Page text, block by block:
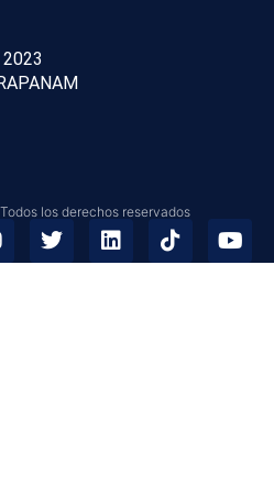
2023
los derechos reservados